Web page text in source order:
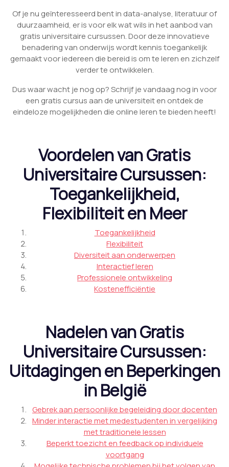
Of je nu geïnteresseerd bent in data-analyse, literatuur of
duurzaamheid, er is voor elk wat wils in het aanbod van
gratis universitaire cursussen. Door deze innovatieve
benadering van onderwijs wordt kennis toegankelijk
gemaakt voor iedereen die bereid is om te leren en zichzelf
verder te ontwikkelen.
Dus waar wacht je nog op? Schrijf je vandaag nog in voor
een gratis cursus aan de universiteit en ontdek de
eindeloze mogelijkheden die online leren te bieden heeft!
Voordelen van Gratis
Universitaire Cursussen:
Toegankelijkheid,
Flexibiliteit en Meer
Toegankelijkheid
Flexibiliteit
Diversiteit aan onderwerpen
Interactief leren
Professionele ontwikkeling
Kostenefficiëntie
Nadelen van Gratis
Universitaire Cursussen:
Uitdagingen en Beperkingen
in België
Gebrek aan persoonlijke begeleiding door docenten
Minder interactie met medestudenten in vergelijking
met traditionele lessen
Beperkt toezicht en feedback op individuele
voortgang